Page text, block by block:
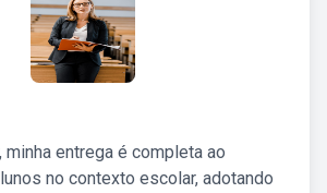
minha entrega é completa ao
no contexto escolar, adotando